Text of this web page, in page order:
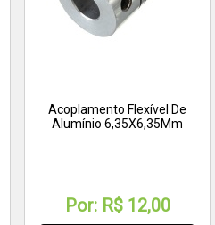
Acoplamento Flexível De
Alumínio 6,35X6,35Mm
Por: R$ 12,00